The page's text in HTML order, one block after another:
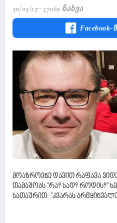
30/03/23 57069 Ნახვა
Facebook-
მოაზროვნე დავით რაფავა
თამაშობს "რა? სად? როდის?"
სათაურით: "კვარას